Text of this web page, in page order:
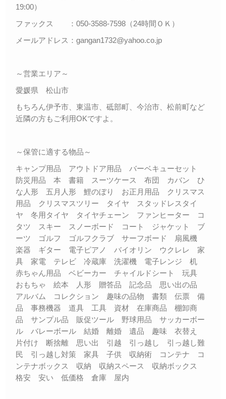
19:00）
ファックス ：050-3588-7598（24時間ＯＫ）
メールアドレス：gangan1732@yahoo.co.jp
～営業エリア～
愛媛県 松山市
もちろん伊予市、東温市、砥部町、今治市、松前町など
近隣の方もご利用OKですよ。
～保管に適する物品～
キャンプ用品 アウトドア用品 バーベキューセット
防災用品 本 書籍 スーツケース 布団 カバン ひ
な人形 五月人形 鯉のぼり お正月用品 クリスマス
用品 クリスマスツリー タイヤ スタッドレスタイ
ヤ 冬用タイヤ タイヤチェーン ファンヒーター コ
タツ スキー スノーボード コート ジャケット ブ
ーツ ゴルフ ゴルフクラブ サーフボード 扇風機
楽器 ギター 電子ピアノ バイオリン ウクレレ 家
具 家電 テレビ 冷蔵庫 洗濯機 電子レンジ 机
赤ちゃん用品 ベビーカー チャイルドシート 玩具
おもちゃ 絵本 人形 贈答品 記念品 思い出の品
アルバム コレクション 趣味の品物 書類 伝票 備
品 事務機器 道具 工具 資材 在庫商品 棚卸商
品 サンプル品 販促ツール 野球用品 サッカーボー
ル バレーボール 結婚 離婚 遺品 趣味 衣替え
片付け 断捨離 思い出 引越 引っ越し 引っ越し難
民 引っ越し対策 家具 子供 収納術 コンテナ コ
ンテナボックス 収納 収納スペース 収納ボックス
格安 安い 低価格 倉庫 屋内